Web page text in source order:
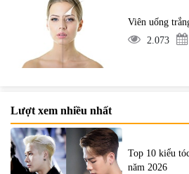
Viên uống
2.073
Lượt xem nhiều nhất
Top 10 kiểu
năm 2026